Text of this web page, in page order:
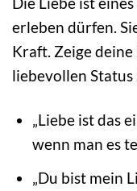
erleben dürfen.
Kraft. Zeige
liebevollen Status
„Liebe ist das
wenn man es
„Du bist mein